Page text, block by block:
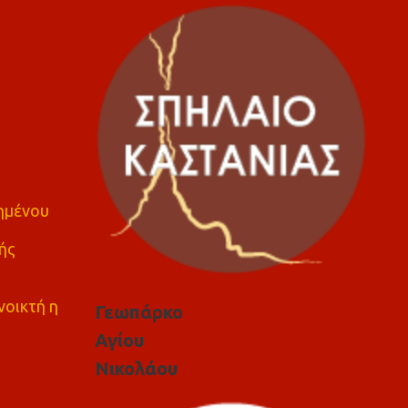
η
Γεωπάρκο
Αγίου
Νικολάου